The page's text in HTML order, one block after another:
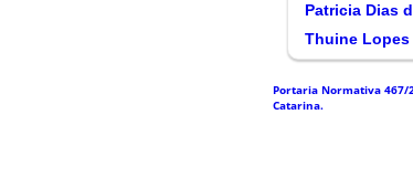
Patricia Dias
Thuine Lopes
Portaria Normativa 467/
Catarina.